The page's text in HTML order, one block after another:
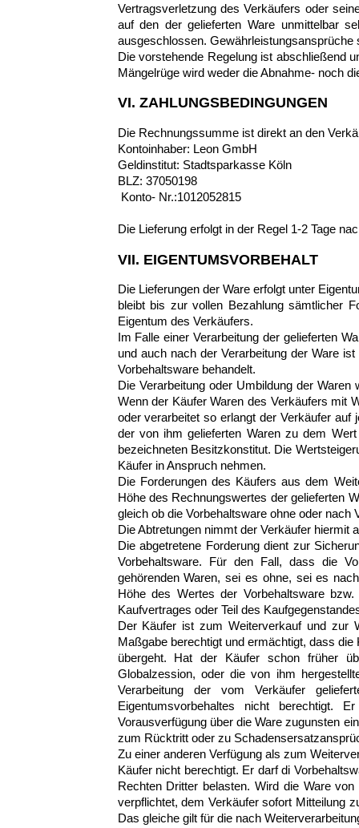
Vertragsverletzung des Verkäufers oder
auf den der gelieferten Ware unmittelbar
ausgeschlossen. Gewährleistungsansprüche
Die vorstehende Regelung ist abschließend
Mängelrüge wird weder die Abnahme- noch
VI. ZAHLUNGSBEDINGUNGEN
Die Rechnungssumme ist direkt an den
Kontoinhaber: Leon GmbH
Geldinstitut: Stadtsparkasse Köln
BLZ: 37050198
Konto- Nr.:1012052815
Die Lieferung erfolgt in der Regel 1-2 Tage
VII. EIGENTUMSVORBEHALT
Die Lieferungen der Ware erfolgt unter
bleibt bis zur vollen Bezahlung sämtlicher
Eigentum des Verkäufers.
Im Falle einer Verarbeitung der gelieferten
und auch nach der Verarbeitung der Ware
Vorbehaltsware behandelt.
Die Verarbeitung oder Umbildung der
Wenn der Käufer Waren des Verkäufers mit
oder verarbeitet so erlangt der Verkäufer
der von ihm gelieferten Waren zu dem
bezeichneten Besitzkonstitut. Die
Käufer in Anspruch nehmen.
Die Forderungen des Käufers aus dem
Höhe des Rechnungswertes der gelieferten
gleich ob die Vorbehaltsware ohne oder
Die Abtretungen nimmt der Verkäufer hiermit
Die abgetretene Forderung dient zur
Vorbehaltsware. Für den Fall, dass die
gehörenden Waren, sei es ohne, sei es
Höhe des Wertes der Vorbehaltsware
Kaufvertrages oder Teil des
Der Käufer ist zum Weiterverkauf und zur
Maßgabe berechtigt und ermächtigt, dass
übergeht. Hat der Käufer schon früher
Globalzession, oder die von ihm
Verarbeitung der vom Verkäufer
Eigentumsvorbehaltes nicht berechtigt.
Vorausverfügung über die Ware zugunsten
zum Rücktritt oder zu
Zu einer anderen Verfügung als zum
Käufer nicht berechtigt. Er darf di
Rechten Dritter belasten. Wird die Ware
verpflichtet, dem Verkäufer sofort Mitteilung
Das gleiche gilt für die nach